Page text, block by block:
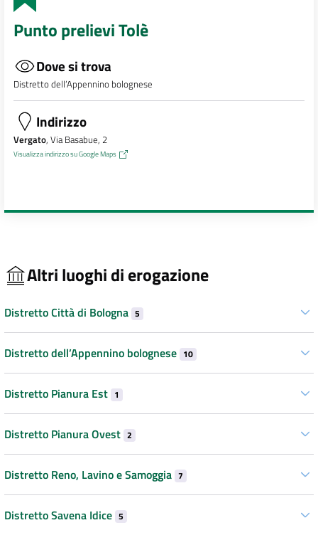
Punto prelievi Tolè
Dove si trova
Distretto dell’Appennino bolognese
Indirizzo
Vergato, Via Basabue, 2
Visualizza indirizzo su Google Maps
Altri luoghi di erogazione
Distretto Città di Bologna 5
Distretto dell’Appennino bolognese 10
Distretto Pianura Est 1
Distretto Pianura Ovest 2
Distretto Reno, Lavino e Samoggia 7
Distretto Savena Idice 5